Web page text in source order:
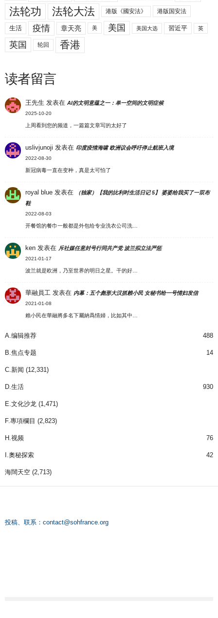
法轮功 法轮大法 港版《國安法》 港版国安法
生活 疫情 章天亮 美 美国 美国大选 習近平 英
英国 轮回 香港
读者留言
王先生 发表在AI的文明意蕴之一：单一空间的文明症候
2025-10-20
上周看到您的频道，一篇篇文章写的太好了
uslivjunoji 发表在 印度疫情海啸 欧洲议会呼吁停止航班入境
2022-08-30
新冠病毒一直在变种，真是太可怕了
royal blue 发表在
（独家）【我的比利时生活日记 5】 婆婆给我买了一双布
鞋
2022-08-03
开餐馆的餐巾一般都是外包给专业洗衣公司洗…
ken 发表在 斥社媒任意封号行同共产党 波兰拟立法严惩
2021-01-17
波兰就是欧洲，乃至世界的明日之星。干的好…
華融員工 发表在 内幕：五个彪形大汉抓赖小民 女秘书给一号情妇发信
2021-01-08
賴小民在華融將多名下屬納爲情婦，比如其中…
A.编辑推荐 488
B.焦点专题 14
C.新闻 (12,331)
D.生活 930
E.文化沙龙 (1,471)
F.專項欄目 (2,823)
H.视频 76
I.奧秘探索 42
海闊天空 (2,713)
投稿、联系： contact@sohfrance.org